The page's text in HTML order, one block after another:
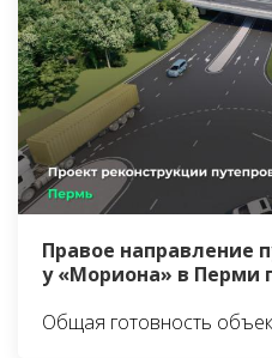
Правое направление
у «Мориона» в Перми
Общая готовность